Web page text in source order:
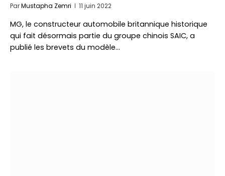
ParMustapha Zemri 11 juin 2022
MG, le constructeur automobile britannique historique
qui fait désormais partie du groupe chinois SAIC, a
publié les brevets du modèle…